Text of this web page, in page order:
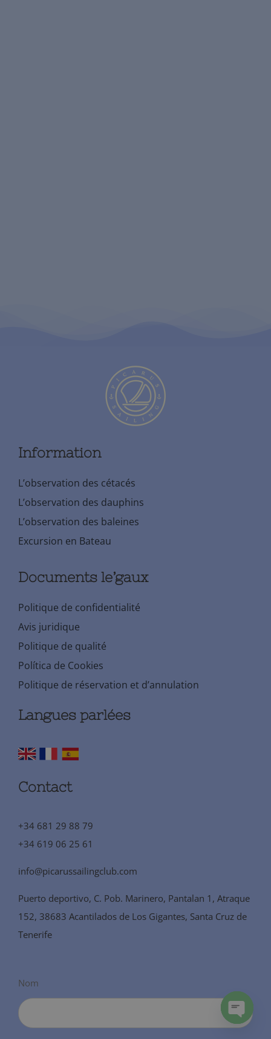
Information
L’observation des cétacés
L’observation des dauphins
L’observation des baleines
Excursion en Bateau
Documents le’gaux
Politique de confidentialité
Avis juridique
Politique de qualité
Política de Cookies
Politique de réservation et d’annulation
Langues parlées
Contact
+34 681 29 88 79
+34 619 06 25 61
info@picarussailingclub.com
Puerto deportivo, C. Pob. Marinero, Pantalan 1, Atraque
152, 38683 Acantilados de Los Gigantes, Santa Cruz de
Tenerife
Nom
Open